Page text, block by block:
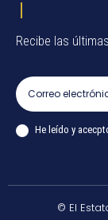
Recibe las
He leído y
© El